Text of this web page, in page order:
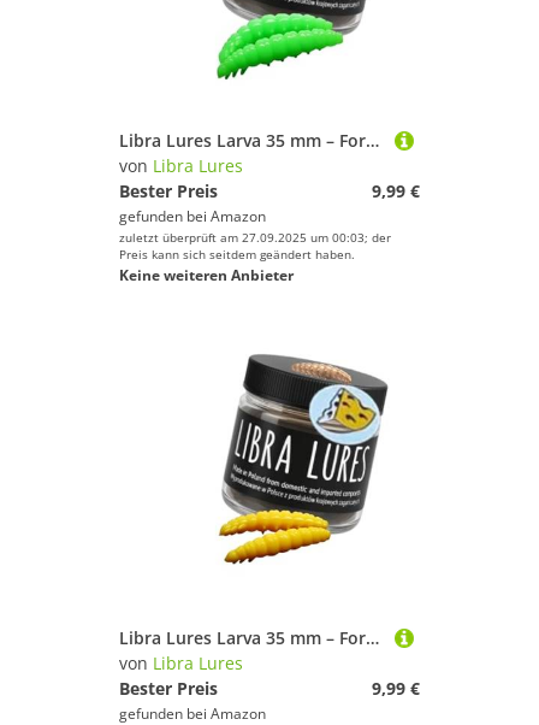
Libra Lures Larva 35 mm – Forellenköder mit Käse-Aroma | Ultraweicher Softbait, schwimmfähig | 12 Stück | für UL & Sbirolino | Bienenmade-Imitation | Farbe: 026 (Hot Apple Green Limited Edition)
von Libra Lures
Bester Preis
9,99 €
gefunden bei Amazon
zuletzt überprüft am 27.09.2025 um 00:03; der
Preis kann sich seitdem geändert haben.
Keine weiteren Anbieter
Libra Lures Larva 35 mm – Forellenköder mit Käse-Aroma | Ultraweicher Softbait, schwimmfähig | 12 Stück | für UL, Tremarella & Sbirolino | Bienenmade-Imitation | Farbe: 007 (Yellow)
von Libra Lures
Bester Preis
9,99 €
gefunden bei Amazon